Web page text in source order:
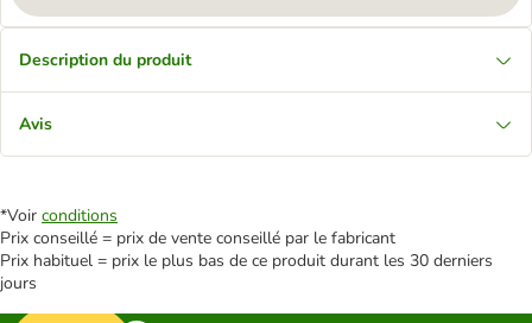
Description du produit
Avis
*Voir conditions
Prix conseillé = prix de vente conseillé par le fabricant
Prix habituel = prix le plus bas de ce produit durant les 30 derniers
jours